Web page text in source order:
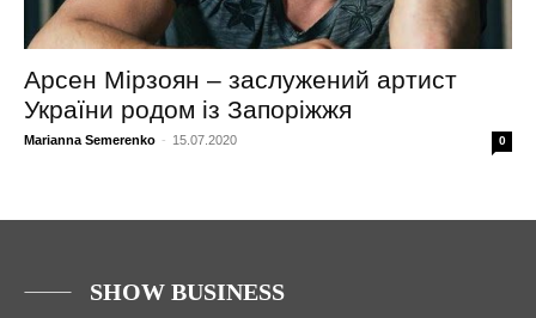
Арсен Мірзоян – заслужений артист
України родом із Запоріжжя
Marianna Semerenko - 15.07.2020 0
SHOW BUSINESS